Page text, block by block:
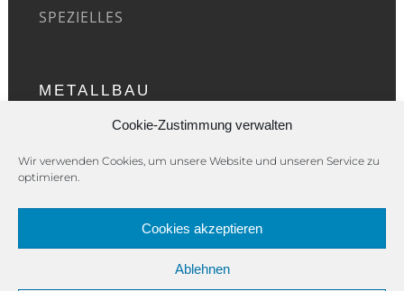
Cookie-Zustimmung verwalten
Wir verwenden Cookies, um unsere Website und unseren Service zu
optimieren.
Cookies akzeptieren
Ablehnen
SPEZIELLES
METALLBAU
ÜBER UNS
REFERENZEN
KONTAKT